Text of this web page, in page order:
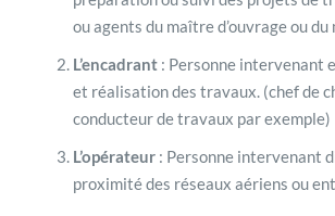
ou agents du maître d’ouvrage ou
L’encadrant: Personne intervenant
et réalisation des travaux. (chef de
conducteur de travaux par exemple)
L’opérateur: Personne intervenant
proximité des réseaux aériens ou